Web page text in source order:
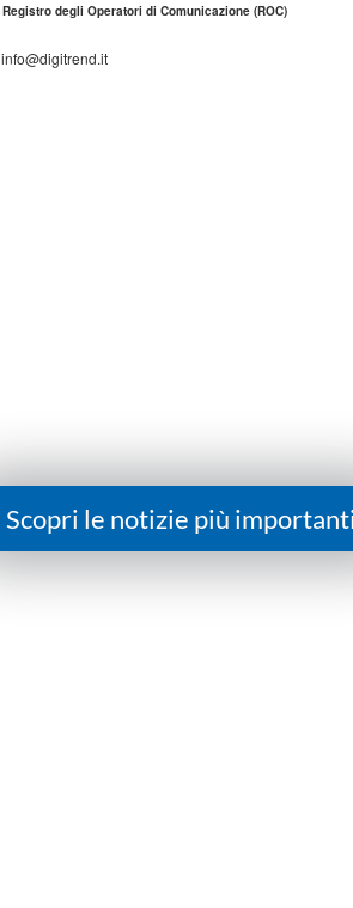
Registro degli Operatori di Comunicazione (ROC)
info@digitrend.it
Scopri le notizie più